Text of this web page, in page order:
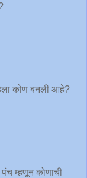
कोण बनली आहे?
पंच म्हणून कोणाची